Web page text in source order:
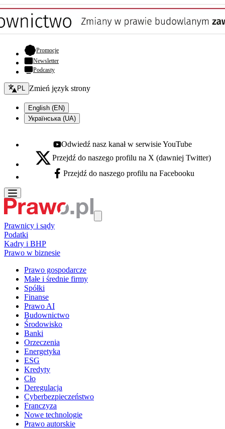
Promocje- otwiera się w nowej karcie
Newsletter
Podcasty
Zmień język - bieżący:
PL Zmień język strony
English (EN)
Українська (UA)
Youtube - otwiera się w nowej karcie
Odwiedź nasz kanał w serwisie YouTube
X - otwiera się w nowej karcie
Przejdź do naszego profilu na X (dawniej Twitter)
Facebook - otwiera się w nowej karcie
Przejdź do naszego profilu na Facebooku
Prawnicy i sądy
Podatki
Kadry i BHP
Prawo w biznesie
Prawo gospodarcze
Małe i średnie firmy
Spółki
Finanse
Prawo AI
Budownictwo
Środowisko
Banki
Orzeczenia
Energetyka
ESG
Kredyty
Cło
Deregulacja
Cyberbezpieczeństwo
Franczyza
Nowe technologie
Prawo autorskie